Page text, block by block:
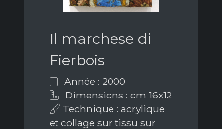
Il marchese di
Fierbois
Année : 2000
Dimensions : cm 16x12
Technique : acrylique
et collage sur tissu sur